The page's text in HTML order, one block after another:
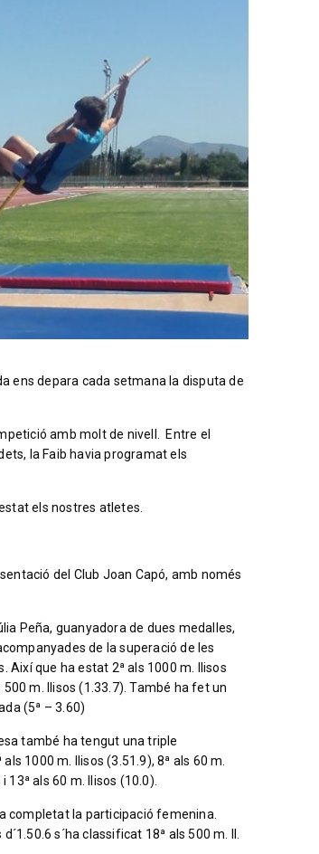
ens depara cada setmana la disputa de
amb molt de nivell. Entre el
la Faib havia programat els
els nostres atletes.
del Club Joan Capó, amb només
Peña, guanyadora de dues medalles,
de la superació de les
Així que ha estat 2ª als 1000 m. llisos
500 m. llisos (1.33.7). També ha fet un
(5ª – 3.60)
també ha tengut una triple
1000 m. llisos (3.51.9), 8ª als 60 m.
13ª als 60 m. llisos (10.0).
completat la participació femenina.
s´ha classificat 18ª als 500 m. ll.